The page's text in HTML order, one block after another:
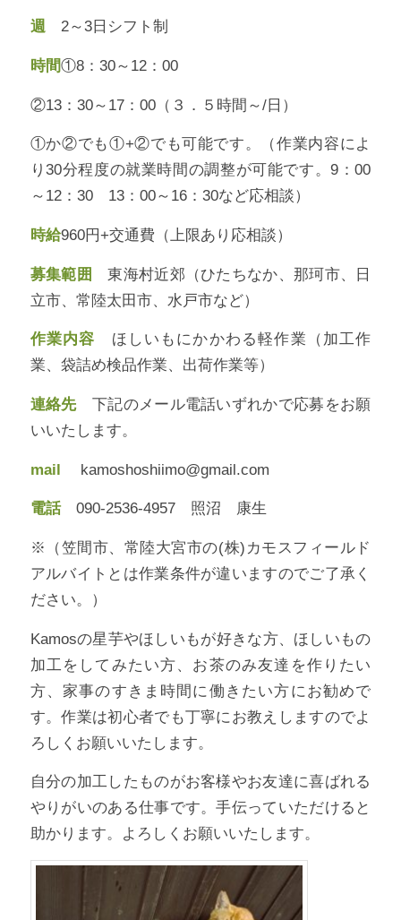
週2～3日シフト制
時間①8：30～12：00
②13：30～17：00（３．５時間～/日）
①か②でも①+②でも可能です。（作業内容によ
り30分程度の就業時間の調整が可能です。9：00
～12：30 13：00～16：30など応相談）
時給960円+交通費（上限あり応相談）
募集範囲
東海村近郊（ひたちなか、那珂市、日
立市、常陸太田市、水戸市など）
作業内容 ほしいもにかかわる軽作業（加工作
業、袋詰め検品作業、出荷作業等）
連絡先下記のメール電話いずれかで応募をお願
いいたします。
mail kamoshoshiimo@gmail.com
電話090-2536-4957 照沼 康生
※（笠間市、常陸大宮市の(株)カモスフィールド
アルバイトとは作業条件が違いますのでご了承く
ださい。）
Kamosの星芋やほしいもが好きな方、ほしいもの
加工をしてみたい方、お茶のみ友達を作りたい
方、家事のすきま時間に働きたい方にお勧めで
す。作業は初心者でも丁寧にお教えしますのでよ
ろしくお願いいたします。
自分の加工したものがお客様やお友達に喜ばれる
やりがいのある仕事です。手伝っていただけると
助かります。よろしくお願いいたします。